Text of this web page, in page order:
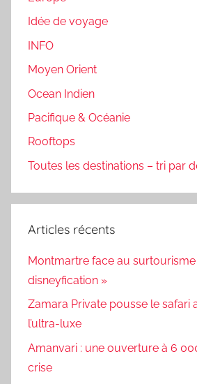
Idée de voyage
INFO
Moyen Orient
Ocean Indien
Pacifique & Océanie
Rooftops
Toutes les destinations – tri par
Articles récents
Montmartre face au surtourisme
disneyfication »
Zamara Private pousse le safari
l’ultra-luxe
Amanvari : une ouverture à 6
crise